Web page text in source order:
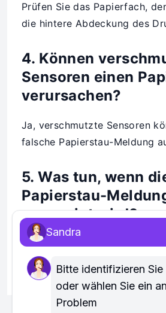
Prüfen Sie das Papierfach,
die hintere Abdeckung des
4. Können
Sensoren einen
verursachen?
Ja, verschmutzte Sensoren
falsche Papierstau-Meldung
5. Was tun, wenn
Papierstau-
angezeigt wird?
Überprüfen Sie die Sensoren
wenden Sie sich an einen
Sandra
Bitte identifizieren
oder wählen Sie ein
Problem